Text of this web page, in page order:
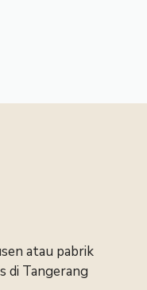
atau pabrik
di Tangerang